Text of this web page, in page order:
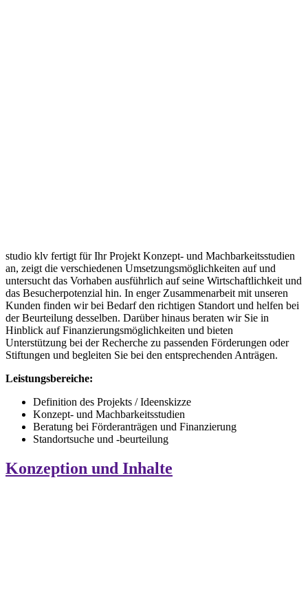
studio klv fertigt für Ihr Projekt Konzept- und Machbarkeitsstudien
an, zeigt die verschiedenen Umsetzungsmöglichkeiten auf und
untersucht das Vorhaben ausführlich auf seine Wirtschaftlichkeit und
das Besucherpotenzial hin. In enger Zusammenarbeit mit unseren
Kunden finden wir bei Bedarf den richtigen Standort und helfen bei
der Beurteilung desselben. Darüber hinaus beraten wir Sie in
Hinblick auf Finanzierungsmöglichkeiten und bieten
Unterstützung bei der Recherche zu passenden Förderungen oder
Stiftungen und begleiten Sie bei den entsprechenden Anträgen.
Leistungsbereiche:
Definition des Projekts / Ideenskizze
Konzept- und Machbarkeitsstudien
Beratung bei Förderanträgen und Finanzierung
Standortsuche und -beurteilung
Konzeption und Inhalte